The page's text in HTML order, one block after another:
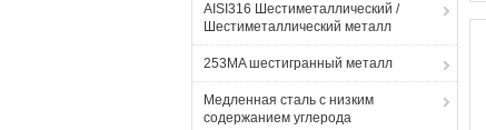
AISI316 Шестиметаллический /
Шестиметаллический металл
253MA шестигранный металл
Медленная сталь с низким
содержанием углерода